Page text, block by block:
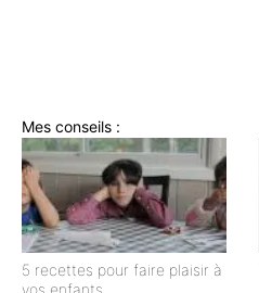
Mes conseils :
5 recettes pour faire plaisir à